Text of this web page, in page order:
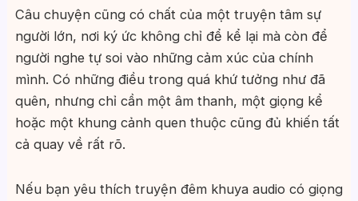
Câu chuyện cũng có chất của một truyện tâm sự
người lớn, nơi ký ức không chỉ để kể lại mà còn để
người nghe tự soi vào những cảm xúc của chính
mình. Có những điều trong quá khứ tưởng như đã
quên, nhưng chỉ cần một âm thanh, một giọng kể
hoặc một khung cảnh quen thuộc cũng đủ khiến tất
cả quay về rất rõ.
Nếu bạn yêu thích truyện đêm khuya audio có giọng